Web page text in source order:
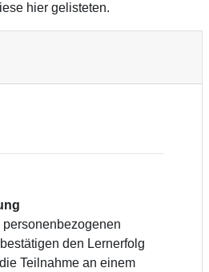
hier gelisteten.
den Lernerfolg
Teilnahme an einem